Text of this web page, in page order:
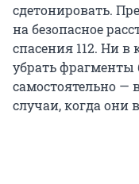
сдетонировать.
на безопасное
спасения 112. Ни в
убрать фрагменты
самостоятельно —
случаи, когда они